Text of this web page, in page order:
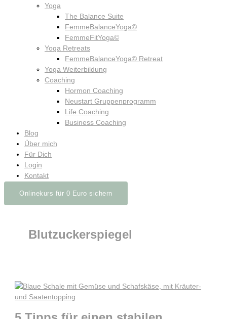
Yoga
The Balance Suite
FemmeBalanceYoga©
FemmeFitYoga©
Yoga Retreats
FemmeBalanceYoga© Retreat
Yoga Weiterbildung
Coaching
Hormon Coaching
Neustart Gruppenprogramm
Life Coaching
Business Coaching
Blog
Über mich
Für Dich
Login
Kontakt
Onlinekurs für 0 Euro sichern
Blutzuckerspiegel